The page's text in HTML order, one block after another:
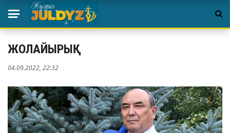
ЖОЛАЙЫРЫҚ
04.09.2022, 22:32